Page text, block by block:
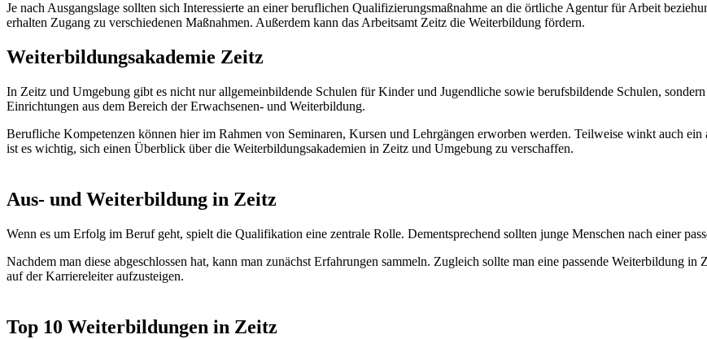
Je nach Ausgangslage sollten sich Interessierte an einer beruflichen Qualifizierungsmaßnahme an die örtliche Agentur für Arbeit
erhalten Zugang zu verschiedenen Maßnahmen. Außerdem kann das Arbeitsamt Zeitz die Weiterbildung fördern.
Weiterbildungsakademie Zeitz
In Zeitz und Umgebung gibt es nicht nur allgemeinbildende Schulen für Kinder und Jugendliche sowie berufsbildende Schulen,
Einrichtungen aus dem Bereich der Erwachsenen- und Weiterbildung.
Berufliche Kompetenzen können hier im Rahmen von Seminaren, Kursen und Lehrgängen erworben werden. Teilweise winkt auch ein
ist es wichtig, sich einen Überblick über die Weiterbildungsakademien in Zeitz und Umgebung zu verschaffen.
Aus- und Weiterbildung in Zeitz
Wenn es um Erfolg im Beruf geht, spielt die Qualifikation eine zentrale Rolle. Dementsprechend sollten junge Menschen nach einer
Nachdem man diese abgeschlossen hat, kann man zunächst Erfahrungen sammeln. Zugleich sollte man eine passende Weiterbildung
auf der Karriereleiter aufzusteigen.
Top 10 Weiterbildungen in Zeitz